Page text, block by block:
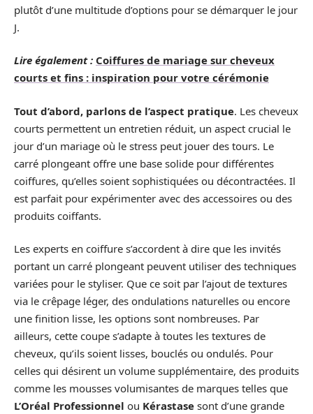
plutôt d’une multitude d’options pour se démarquer le jour
J.
Lire également : Coiffures de mariage sur cheveux
courts et fins : inspiration pour votre cérémonie
Tout d’abord, parlons de l’aspect pratique. Les cheveux
courts permettent un entretien réduit, un aspect crucial le
jour d’un mariage où le stress peut jouer des tours. Le
carré plongeant offre une base solide pour différentes
coiffures, qu’elles soient sophistiquées ou décontractées. Il
est parfait pour expérimenter avec des accessoires ou des
produits coiffants.
Les experts en coiffure s’accordent à dire que les invités
portant un carré plongeant peuvent utiliser des techniques
variées pour le styliser. Que ce soit par l’ajout de textures
via le crêpage léger, des ondulations naturelles ou encore
une finition lisse, les options sont nombreuses. Par
ailleurs, cette coupe s’adapte à toutes les textures de
cheveux, qu’ils soient lisses, bouclés ou ondulés. Pour
celles qui désirent un volume supplémentaire, des produits
comme les mousses volumisantes de marques telles que
L’Oréal Professionnel ou Kérastase sont d’une grande